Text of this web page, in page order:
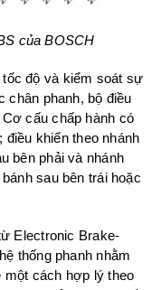
của BOSCH
độ và kiểm soát sự
chân phanh, bộ điều
cấu chấp hành có
điều khiển theo nhánh
bên phải và nhánh
sau bên trái hoặc
Electronic Brake-
thống phanh nhằm
một cách hợp lý theo